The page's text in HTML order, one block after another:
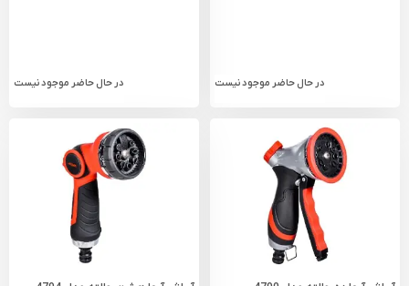
در حال حاضر موجود نیست در حال حاضر موجود نیست